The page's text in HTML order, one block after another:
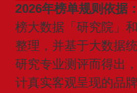
2026年榜单规则依据：
榜大数据「研究院」
整理，并基于大数据
研究专业测评而得出
计真实客观呈现的品